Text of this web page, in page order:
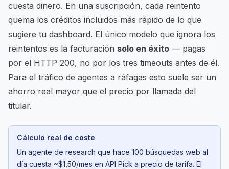
cuesta dinero. En una suscripción, cada reintento
quema los créditos incluidos más rápido de lo que
sugiere tu dashboard. El único modelo que ignora los
reintentos es la facturación solo en éxito — pagas
por el HTTP 200, no por los tres timeouts antes de él.
Para el tráfico de agentes a ráfagas esto suele ser un
ahorro real mayor que el precio por llamada del
titular.
Cálculo real de coste
Un agente de research que hace 100 búsquedas web al
día cuesta ~$1,50/mes en API Pick a precio de tarifa. El